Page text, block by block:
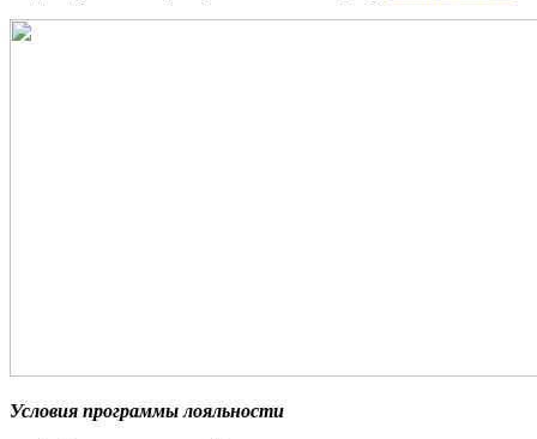
Условия программы лояльности